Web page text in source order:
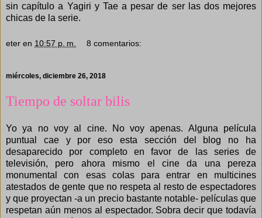
sin capítulo a Yagiri y Tae a pesar de ser las dos mejores
chicas de la serie.
eter en 10:57 p. m. 8 comentarios:
miércoles, diciembre 26, 2018
Tiempo de soltar bilis
Yo ya no voy al cine. No voy apenas. Alguna película
puntual cae y por eso esta sección del blog no ha
desaparecido por completo en favor de las series de
televisión, pero ahora mismo el cine da una pereza
monumental con esas colas para entrar en multicines
atestados de gente que no respeta al resto de espectadores
y que proyectan -a un precio bastante notable- películas que
respetan aún menos al espectador. Sobra decir que todavía